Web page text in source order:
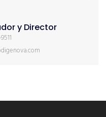
y Director